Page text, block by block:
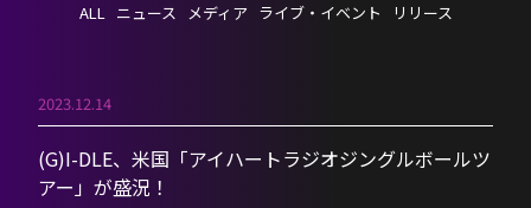
ALL ニュース メディア ライブ・イベント リリース
2023.12.14
(G)I-DLE、米国「アイハートラジオジングルボールツ
アー」が盛況！